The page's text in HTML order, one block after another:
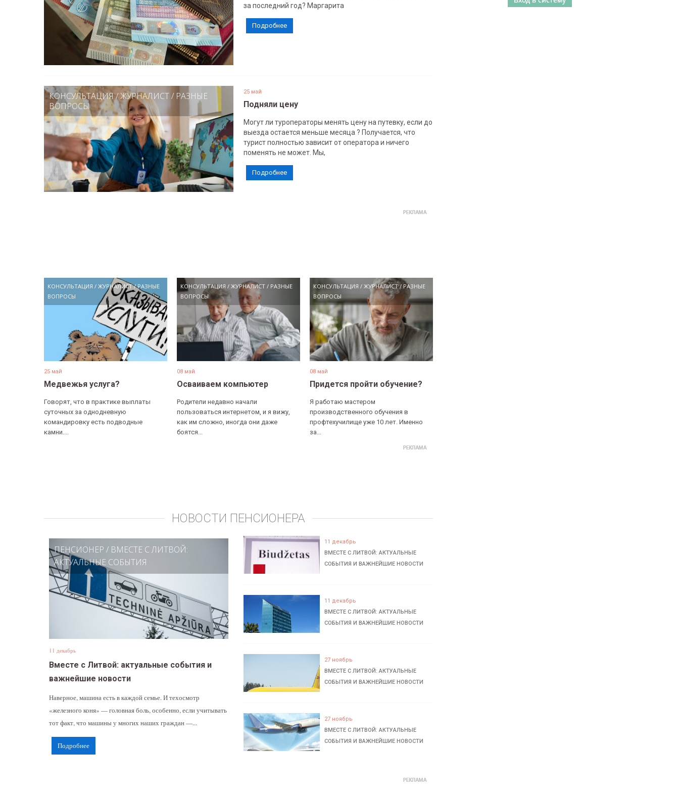
за последний год? Маргарита
Подробнее
КОНСУЛЬТАЦИЯ/ЖУРНАЛИСТ/ РАЗНЫЕ
ВОПРОСЫ
25 май
Подняли цену
Могут ли туроператоры менять цену на путевку, если до
выезда остается меньше месяца ? Получается, что
турист полностью зависит от оператора и ничего
поменять не может. Мы,
Подробнее
КОНСУЛЬТАЦИЯ / ЖУРНАЛИСТ/РАЗНЫЕ
ВОПРОСЫ
25 май
Медвежья услуга?
Говорят, что в практике выплаты
суточных за однодневную
командировку есть подводные
камни....
КОНСУЛЬТАЦИЯ /ЖУРНАЛИСТ / РАЗНЫЕ
ВОПРОСЫ
08 май
Осваиваем компьютер
Родители недавно начали
пользоваться интернетом, и я вижу,
как им сложно, иногда они даже
боятся...
КОНСУЛЬТАЦИЯ /ЖУРНАЛИСТ/ РАЗНЫЕ
ВОПРОСЫ
08 май
Придется пройти обучение?
Я работаю мастером
производственного обучения в
профтехучилище уже 10 лет. Именно
за...
НОВОСТИ ПЕНСИОНЕРА
ПЕНСИОНЕР / ВМЕСТЕ С ЛИТВОЙ:
АКТУАЛЬНЫЕ СОБЫТИЯ
11 декабрь
Вместе с Литвой: актуальные события и
важнейшие новости
Наверное, машина есть в каждой семье. И техосмотр
«железного коня» — головная боль, особенно, если учитывать
тот факт, что машины у многих наших граждан —...
Подробнее
11 декабрь
ВМЕСТЕ С ЛИТВОЙ: АКТУАЛЬНЫЕ
СОБЫТИЯ И ВАЖНЕЙШИЕ НОВОСТИ
11 декабрь
ВМЕСТЕ С ЛИТВОЙ: АКТУАЛЬНЫЕ
СОБЫТИЯ И ВАЖНЕЙШИЕ НОВОСТИ
27 ноябрь
ВМЕСТЕ С ЛИТВОЙ: АКТУАЛЬНЫЕ
СОБЫТИЯ И ВАЖНЕЙШИЕ НОВОСТИ
27 ноябрь
ВМЕСТЕ С ЛИТВОЙ: АКТУАЛЬНЫЕ
СОБЫТИЯ И ВАЖНЕЙШИЕ НОВОСТИ